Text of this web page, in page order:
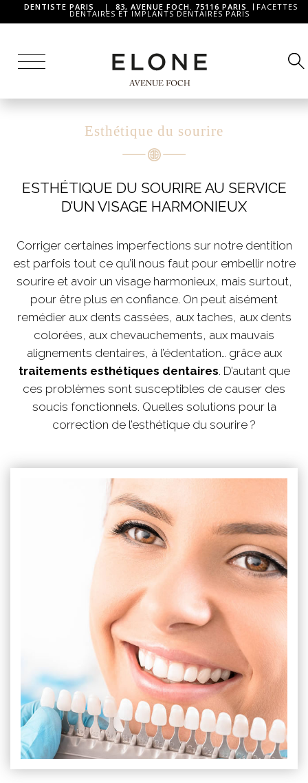
DENTISTE PARIS | 83, AVENUE FOCH. 75116 PARIS FACETTES
DENTAIRES ET IMPLANTS DENTAIRES PARIS
Esthétique du sourire
ESTHÉTIQUE DU SOURIRE AU SERVICE
D’UN VISAGE HARMONIEUX
Corriger certaines imperfections sur notre dentition
est parfois tout ce qu’il nous faut pour embellir notre
sourire et avoir un visage harmonieux, mais surtout,
pour être plus en confiance. On peut aisément
remédier aux dents cassées, aux taches, aux dents
colorées, aux chevauchements, aux mauvais
alignements dentaires, à l’édentation… grâce aux
traitements esthétiques dentaires. D’autant que
ces problèmes sont susceptibles de causer des
soucis fonctionnels. Quelles solutions pour la
correction de l’esthétique du sourire ?